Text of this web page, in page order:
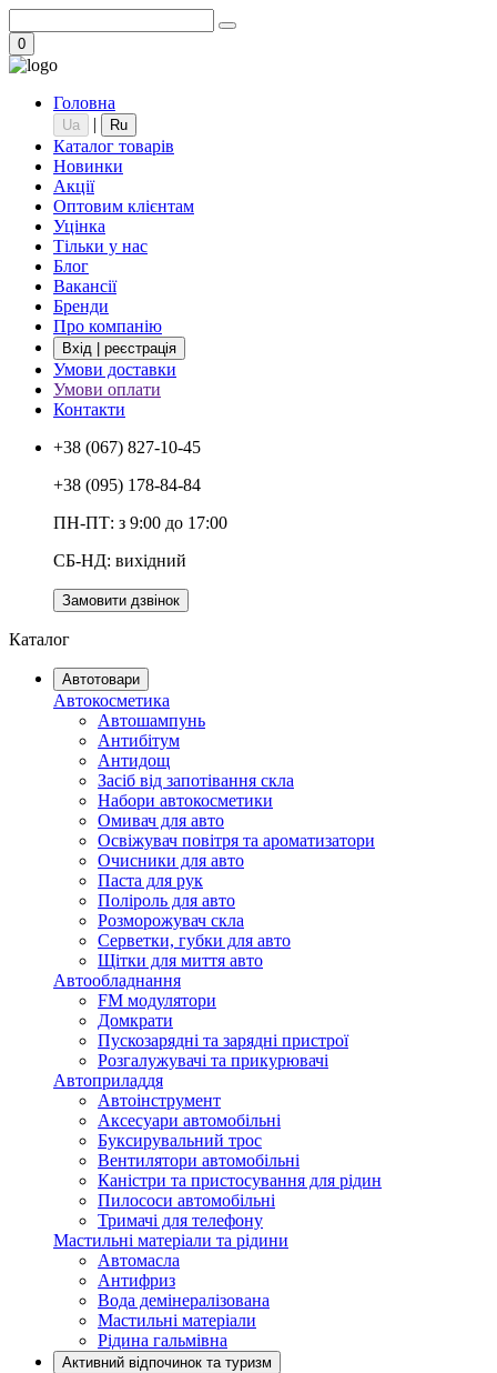
0
Головна
Ua | Ru
Каталог товарів
Новинки
Акції
Оптовим клієнтам
Уцінка
Тільки у нас
Блог
Вакансії
Бренди
Про компанію
Вхід | реєстрація
Умови доставки
Умови оплати
Контакти
+38 (067) 827-10-45
+38 (095) 178-84-84
ПН-ПТ: з 9:00 до 17:00
СБ-НД: вихідний
Замовити дзвінок
Каталог
Автотовари
Автокосметика
Автошампунь
Антибітум
Антидощ
Засіб від запотівання скла
Набори автокосметики
Омивач для авто
Освіжувач повітря та ароматизатори
Очисники для авто
Паста для рук
Поліроль для авто
Розморожувач скла
Серветки, губки для авто
Щітки для миття авто
Автообладнання
FM модулятори
Домкрати
Пускозарядні та зарядні пристрої
Розгалужувачі та прикурювачі
Автоприладдя
Автоінструмент
Аксесуари автомобільні
Буксирувальний трос
Вентилятори автомобільні
Каністри та пристосування для рідин
Пилососи автомобільні
Тримачі для телефону
Мастильні матеріали та рідини
Автомасла
Антифриз
Вода демінералізована
Мастильні матеріали
Рідина гальмівна
Активний відпочинок та туризм